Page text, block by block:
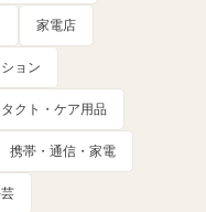
家電店
ョン
クト・ケア用品
携帯・通信・家電